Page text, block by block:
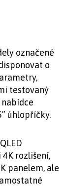
označené
o
testovaný
úhlopříčky.
rozlišení,
panelem, ale